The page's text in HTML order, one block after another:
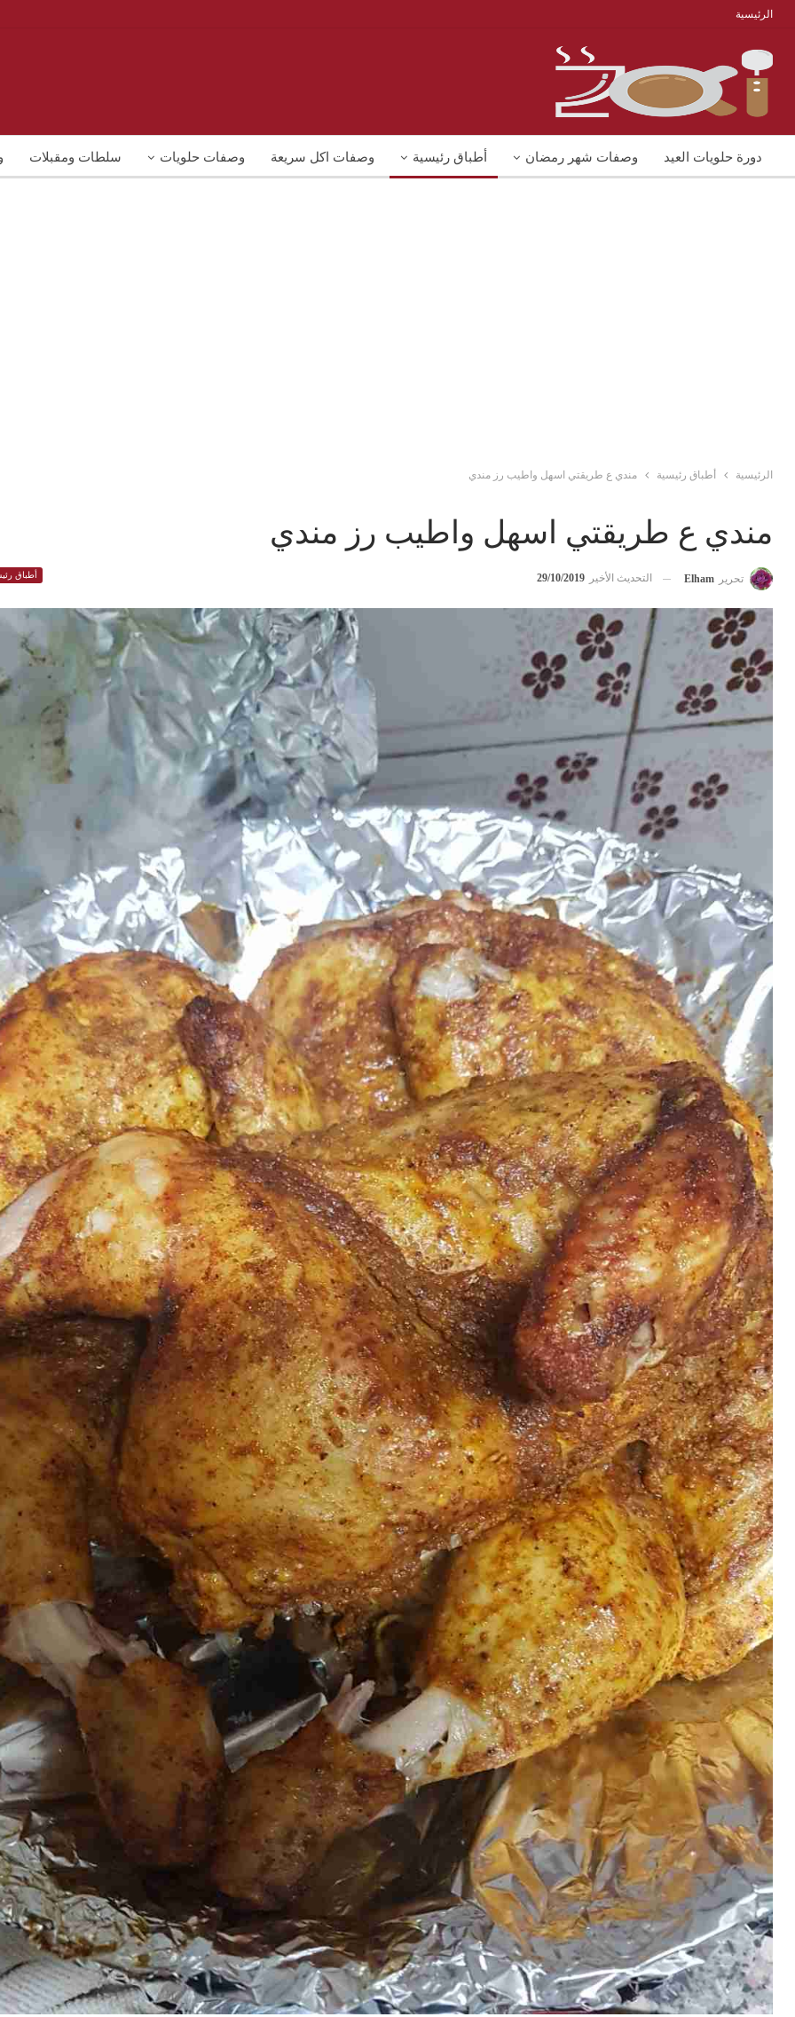
الرئيسية
دورة حلويات العيد وصفات شهر رمضان أطباق رئيسية وصفات اكل سريعة وصفات حلويات سلطات ومقبلات
الرئيسية أطباق رئيسية مندي ع طريقتي اسهل واطيب رز مندي
مندي ع طريقتي اسهل واطيب رز مندي
أطباق تحرير Elham التحديث الأخير 29/10/2019